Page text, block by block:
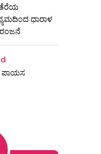
ತೆರೆಯ
ಧಾರಾಳ
ಪಾಯಸ